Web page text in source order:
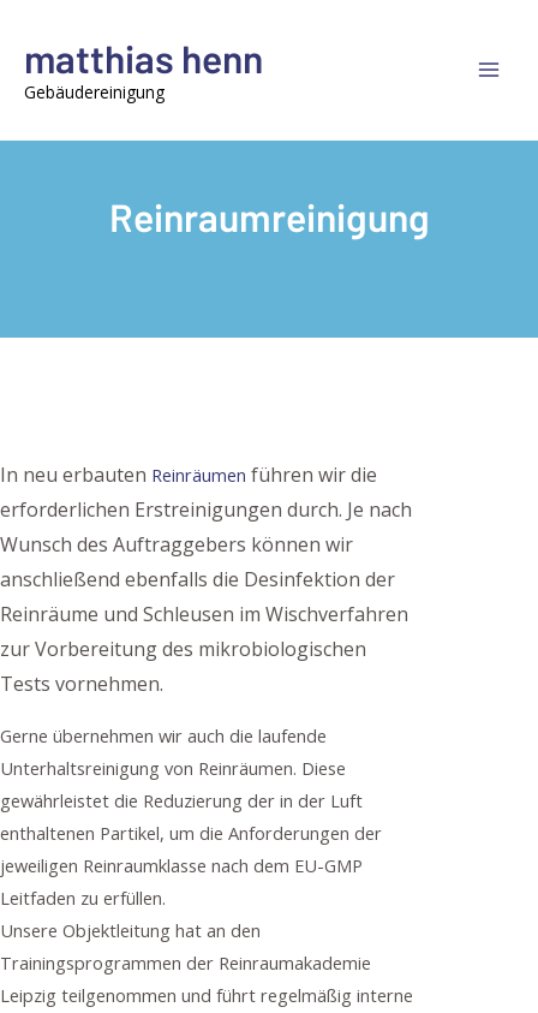
Inhalt
springen
matthias henn
Gebäudereinigung
Reinraumreinigung
In neu erbauten Reinräumen führen wir die
erforderlichen Erstreinigungen durch. Je nach
Wunsch des Auftraggebers können wir
anschließend ebenfalls die Desinfektion der
Reinräume und Schleusen im Wischverfahren
zur Vorbereitung des mikrobiologischen
Tests vornehmen.
Gerne übernehmen wir auch die laufende
Unterhaltsreinigung von Reinräumen. Diese
gewährleistet die Reduzierung der in der Luft
enthaltenen Partikel, um die Anforderungen der
jeweiligen Reinraumklasse nach dem EU-GMP
Leitfaden zu erfüllen.
Unsere Objektleitung hat an den
Trainingsprogrammen der Reinraumakademie
Leipzig teilgenommen und führt regelmäßig interne